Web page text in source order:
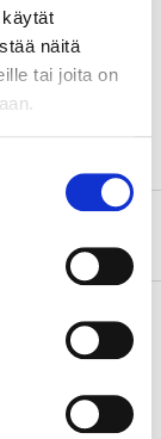
näitä
tai joita on
hours!